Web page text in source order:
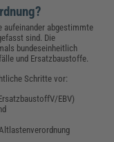
aufeinander abgestimmte
sind. Die
bundeseinheitlich
und Ersatzbaustoffe.
Schritte vor:
EBV)